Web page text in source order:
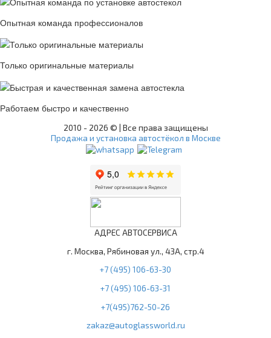
Опытная команда профессионалов
Только оригинальные материалы
Работаем быстро и качественно
2010 - 2026 © | Все права защищены
Продажа и установка автостёкол в Москве
АДРЕС АВТОСЕРВИСА
г. Москва, Рябиновая ул., 43А, стр.4
+7 (495) 106-63-30
+7 (495) 106-63-31
+7(495)762-50-26
zakaz@autoglassworld.ru